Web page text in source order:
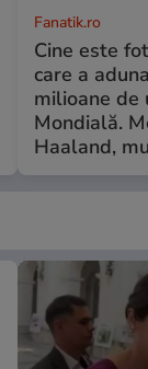
Fanatik.ro
Cine este
care a
milioane de
Mondială.
Haaland,